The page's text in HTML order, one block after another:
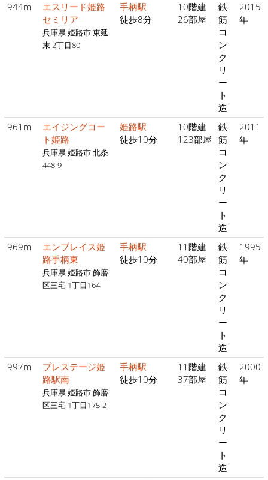
944m
エスリード姫路
セミリア
兵庫県 姫路市 東延
末 2丁目80
手柄駅
徒歩8分
10階建
26部屋
鉄
筋
コ
ン
ク
リ
ー
ト
造
2015
年
961m
エイジングコー
ト姫路
兵庫県 姫路市 北条
448-9
姫路駅
徒歩10分
10階建
123部屋
鉄
筋
コ
ン
ク
リ
ー
ト
造
2011
年
969m
エンブレイス姫
路手柄東
兵庫県 姫路市 飾磨
区三宅 1丁目164
手柄駅
徒歩10分
11階建
40部屋
鉄
筋
コ
ン
ク
リ
ー
ト
造
1995
年
997m
プレステージ姫
路駅南
兵庫県 姫路市 飾磨
区三宅 1丁目175-2
手柄駅
徒歩10分
11階建
37部屋
鉄
筋
コ
ン
ク
リ
ー
ト
造
2000
年